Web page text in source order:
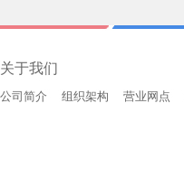
关于我们
公司简介 组织架构 营业网点